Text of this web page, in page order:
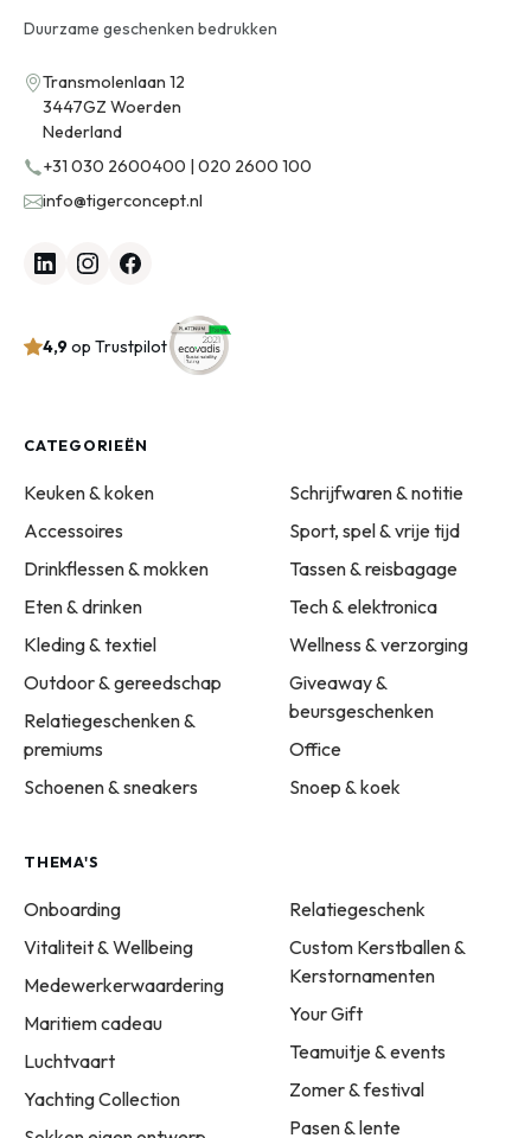
Duurzame geschenken bedrukken
Transmolenlaan 12
3447GZ Woerden
Nederland
+31 030 2600400 | 020 2600 100
info@tigerconcept.nl
4,9op Trustpilot
CATEGORIEËN
Keuken & koken
Accessoires
Drinkflessen & mokken
Eten & drinken
Kleding & textiel
Outdoor & gereedschap
Relatiegeschenken &
premiums
Schoenen & sneakers
Schrijfwaren & notitie
Sport, spel & vrije tijd
Tassen & reisbagage
Tech & elektronica
Wellness & verzorging
Giveaway &
beursgeschenken
Office
Snoep & koek
THEMA'S
Onboarding
Vitaliteit & Wellbeing
Medewerkerwaardering
Maritiem cadeau
Luchtvaart
Yachting Collection
Relatiegeschenk
Custom Kerstballen &
Kerstornamenten
Your Gift
Teamuitje & events
Zomer & festival
Pasen & lente